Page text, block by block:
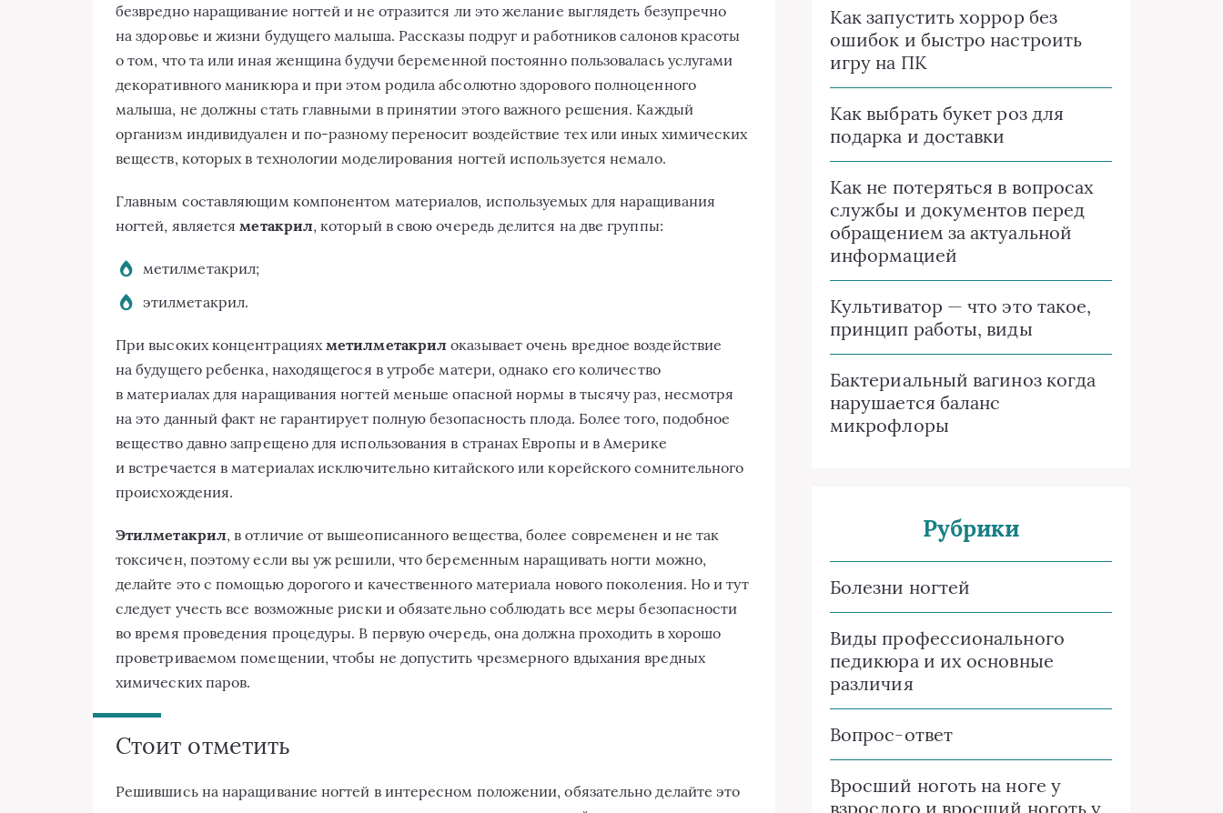
безвредно наращивание ногтей и не отразится ли это желание выглядеть безупречно
на здоровье и жизни будущего малыша. Рассказы подруг и работников салонов красоты
о том, что та или иная женщина будучи беременной постоянно пользовалась услугами
декоративного маникюра и при этом родила абсолютно здорового полноценного
малыша, не должны стать главными в принятии этого важного решения. Каждый
организм индивидуален и по-разному переносит воздействие тех или иных химических
веществ, которых в технологии моделирования ногтей используется немало.
Главным составляющим компонентом материалов, используемых для наращивания
ногтей, является метакрил, который в свою очередь делится на две группы:
метилметакрил;
этилметакрил.
При высоких концентрациях метилметакрил оказывает очень вредное воздействие
на будущего ребенка, находящегося в утробе матери, однако его количество
в материалах для наращивания ногтей меньше опасной нормы в тысячу раз, несмотря
на это данный факт не гарантирует полную безопасность плода. Более того, подобное
вещество давно запрещено для использования в странах Европы и в Америке
и встречается в материалах исключительно китайского или корейского сомнительного
происхождения.
Этилметакрил, в отличие от вышеописанного вещества, более современен и не так
токсичен, поэтому если вы уж решили, что беременным наращивать ногти можно,
делайте это с помощью дорогого и качественного материала нового поколения. Но и тут
следует учесть все возможные риски и обязательно соблюдать все меры безопасности
во время проведения процедуры. В первую очередь, она должна проходить в хорошо
проветриваемом помещении, чтобы не допустить чрезмерного вдыхания вредных
химических паров.
Стоит отметить
Решившись на наращивание ногтей в интересном положении, обязательно делайте это
Как запустить хоррор без
ошибок и быстро настроить
игру на ПК
Как выбрать букет роз для
подарка и доставки
Как не потеряться в вопросах
службы и документов перед
обращением за актуальной
информацией
Культиватор — что это такое,
принцип работы, виды
Бактериальный вагиноз когда
нарушается баланс
микрофлоры
Рубрики
Болезни ногтей
Виды профессионального
педикюра и их основные
различия
Вопрос-ответ
Вросший ноготь на ноге у
взрослого и вросший ноготь у